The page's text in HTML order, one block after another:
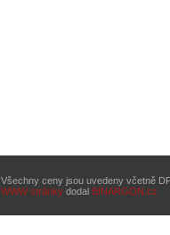
Všechny ceny jsou uvedeny včetně
WWW stránkydodal BINARGON.cz